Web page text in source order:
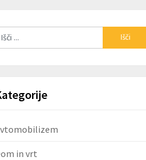
in vrt